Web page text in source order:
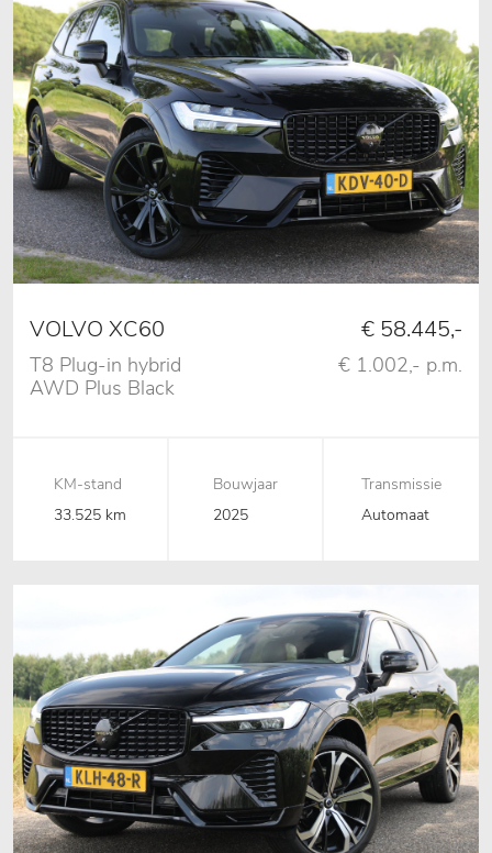
VOLVO XC60
T8 Plug-in hybrid
AWD Plus Black
€ 58.445,-
€ 1.002,- p.m.
KM-stand
33.525 km
Bouwjaar
2025
Transmissie
Automaat